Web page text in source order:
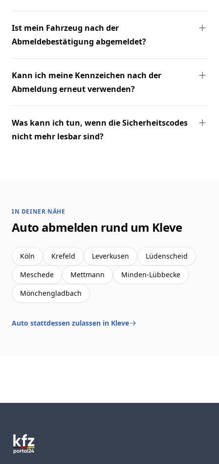
Ist mein Fahrzeug nach der
Abmeldebestätigung abgemeldet?
Kann ich meine Kennzeichen nach der
Abmeldung erneut verwenden?
Was kann ich tun, wenn die Sicherheitscodes
nicht mehr lesbar sind?
IN DEINER NÄHE
Auto abmelden rund um Kleve
Köln Krefeld Leverkusen
Lüdenscheid
Meschede
Mettmann
Minden-Lübbecke
Mönchengladbach
Auto stattdessen zulassen in Kleve